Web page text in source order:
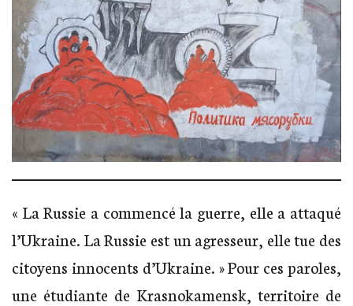
« La Russie a commencé la guerre, elle a attaqué
l’Ukraine. La Russie est un agresseur, elle tue des
citoyens innocents d’Ukraine. » Pour ces paroles,
une étudiante de Krasnokamensk, territoire de